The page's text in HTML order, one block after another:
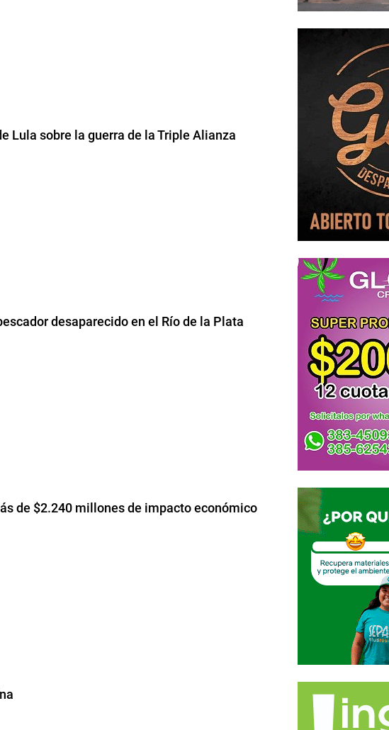
Lula sobre la guerra de la Triple Alianza
desaparecido en el Río de la Plata
de $2.240 millones de impacto económico